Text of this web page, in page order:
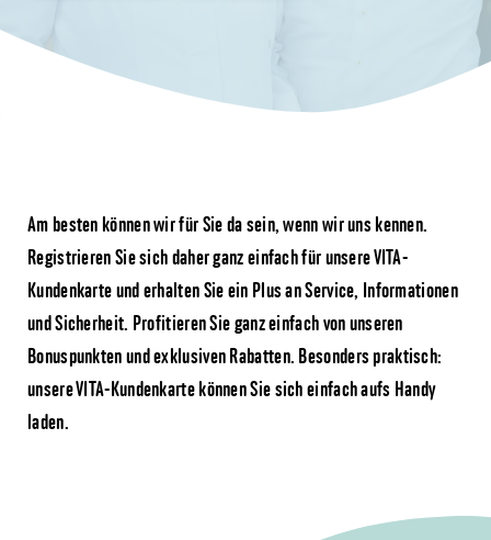
Am besten können wir für Sie da sein, wenn wir uns kennen.
Registrieren Sie sich daher ganz einfach für unsere VITA-
Kundenkarte und erhalten Sie ein Plus an Service, Informationen
und Sicherheit. Profitieren Sie ganz einfach von unseren
Bonuspunkten und exklusiven Rabatten. Besonders praktisch:
unsere VITA-Kundenkarte können Sie sich einfach aufs Handy
laden.